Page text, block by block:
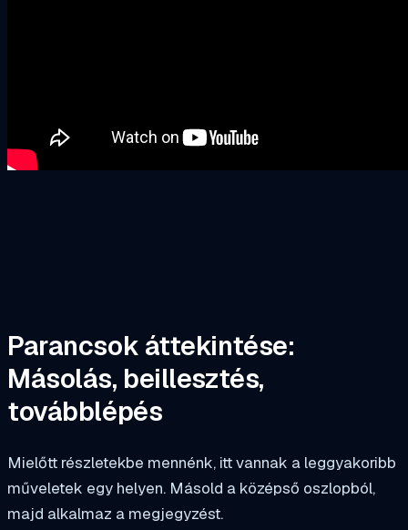
Parancsok áttekintése:
Másolás, beillesztés,
továbblépés
Mielőtt részletekbe mennénk, itt vannak a leggyakoribb
műveletek egy helyen. Másold a középső oszlopból,
majd alkalmaz a megjegyzést.